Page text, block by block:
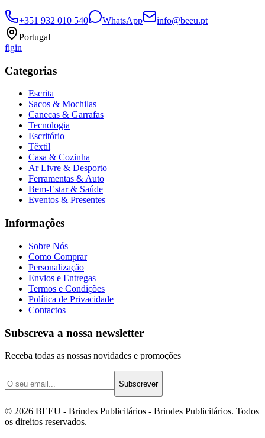
+351 932 010 540 WhatsApp
info@beeu.pt
Portugal
figin
Categorias
Escrita
Sacos & Mochilas
Canecas & Garrafas
Tecnologia
Escritório
Têxtil
Casa & Cozinha
Ar Livre & Desporto
Ferramentas & Auto
Bem-Estar & Saúde
Eventos & Presentes
Informações
Sobre Nós
Como Comprar
Personalização
Envios e Entregas
Termos e Condições
Política de Privacidade
Contactos
Subscreva a nossa newsletter
Receba todas as nossas novidades e promoções
Subscrever
© 2026 BEEU - Brindes Publicitários - Brindes Publicitários. Todos
os direitos reservados.